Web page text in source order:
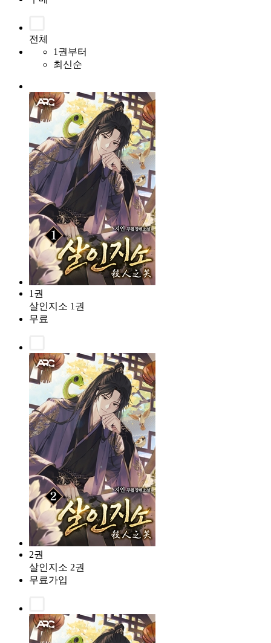
전체
1권부터
최신순
1권
살인지소 1권
무료
2권
살인지소 2권
무료가입